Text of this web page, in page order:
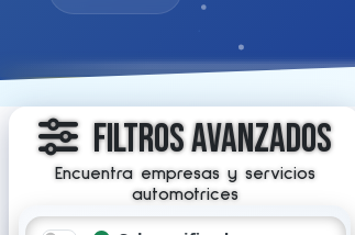
Filtros Avanzados
Encuentra empresas y servicios
automotrices